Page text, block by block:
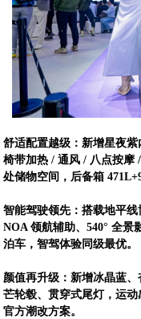
舒适配置越级：新增星夜
椅带加热 / 通风 / 八点按摩
处储物空间，后备箱
智能驾驶领先：搭载地平
NOA 领航辅助、540° 全
泊车，智驾体验同级最优。
颜值再升级：新增冰晶蓝
芒轮毂、贯穿式尾灯，运
官方潮改方案。